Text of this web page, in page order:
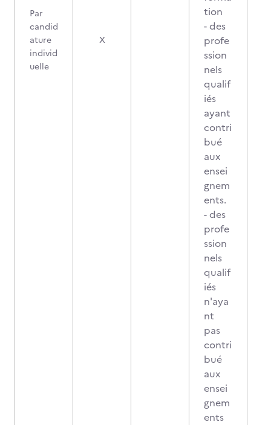
Par
candid
ature
individ
uelle
X
tion
- des
profe
ssion
nels
qualif
iés
ayant
contri
bué
aux
ensei
gnem
ents.
- des
profe
ssion
nels
qualif
iés
n'aya
nt
pas
contri
bué
aux
ensei
gnem
ents